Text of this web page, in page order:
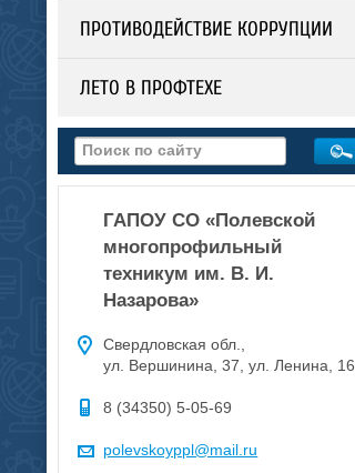
ПРОТИВОДЕЙСТВИЕ КОРРУПЦИИ
ЛЕТО В ПРОФТЕХЕ
ГАПОУ СО «Полевской
многопрофильный
техникум им. В. И.
Назарова»
Свердловская обл.,
ул. Вершинина, 37, ул. Ленина, 16
8 (34350) 5-05-69
polevskoyppl@mail.ru